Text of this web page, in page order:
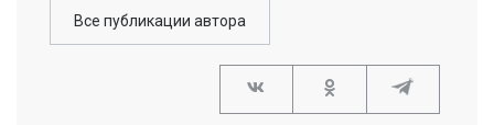
Все публикации автора